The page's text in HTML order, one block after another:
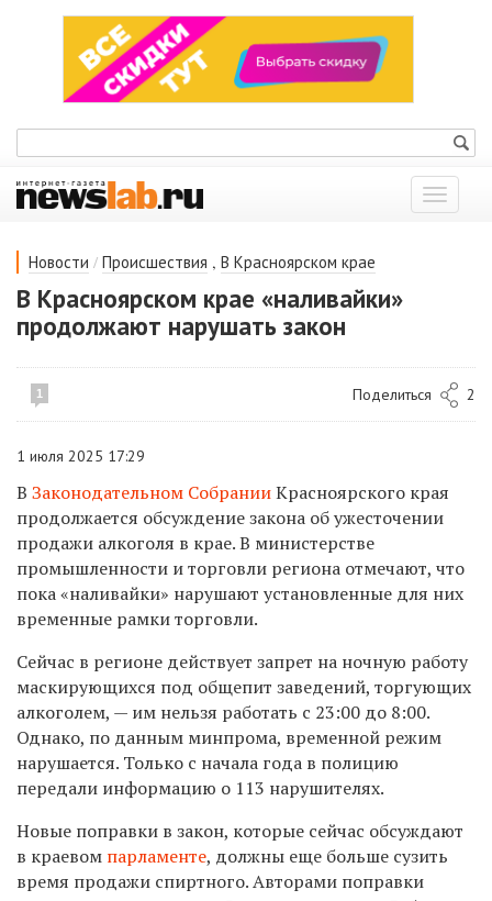
Показать
меню
Новости / Происшествия , В Красноярском крае
В Красноярском крае «наливайки»
продолжают нарушать закон
1 Поделиться 2
1 июля 2025 17:29
В Законодательном СобранииКрасноярского края
продолжается обсуждение закона об ужесточении
продажи алкоголя в крае. В министерстве
промышленности и торговли региона отмечают, что
пока «наливайки» нарушают установленные для них
временные рамки торговли.
Сейчас в регионе действует запрет на ночную работу
маскирующихся под общепит заведений, торгующих
алкоголем, — им нельзя работать с 23:00 до 8:00.
Однако, по данным минпрома, временной режим
нарушается. Только с начала года в полицию
передали информацию о 113 нарушителях.
Новые поправки в закон, которые сейчас обсуждают
в краевом парламенте, должны еще больше сузить
время продажи спиртного. Авторами поправки